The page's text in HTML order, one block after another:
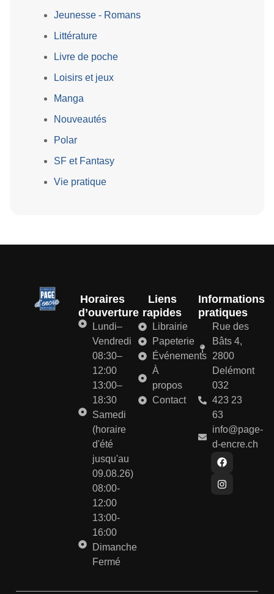
Jeunesse - Romans
Littérature
Livre de poche
Loisirs et jeux
Manga
Nouveautés
Polar
SF et Fantasy
Vie pratique
Horaires
d’ouverture
Lundi–
Vendredi
08:30–
12:00
13:00–
18:30
Samedi
(horaire
d'été
jusqu'au
09.08.26)
08:00-
12:00
13:00-
16:00
Dimanche
Fermé
Liens
rapides
Librairie
Papeterie
Événements
À
propos
Contact
Informations
pratiques
Rue des
Bâts 4,
2800
Delémont
032
423 23
63
info@page-
d-encre.ch